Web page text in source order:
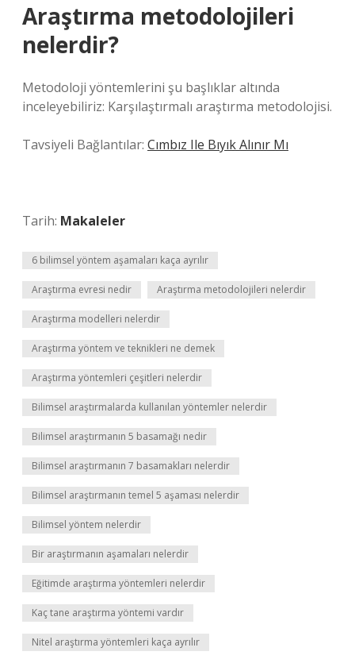
Araştırma metodolojileri
nelerdir?
Metodoloji yöntemlerini şu başlıklar altında
inceleyebiliriz: Karşılaştırmalı araştırma metodolojisi.
Tavsiyeli Bağlantılar: Cımbız Ile Bıyık Alınır Mı
Tarih: Makaleler
6 bilimsel yöntem aşamaları kaça ayrılır
Araştırma evresi nedir Araştırma metodolojileri nelerdir
Araştırma modelleri nelerdir
Araştırma yöntem ve teknikleri ne demek
Araştırma yöntemleri çeşitleri nelerdir
Bilimsel araştırmalarda kullanılan yöntemler nelerdir
Bilimsel araştırmanın 5 basamağı nedir
Bilimsel araştırmanın 7 basamakları nelerdir
Bilimsel araştırmanın temel 5 aşaması nelerdir
Bilimsel yöntem nelerdir
Bir araştırmanın aşamaları nelerdir
Eğitimde araştırma yöntemleri nelerdir
Kaç tane araştırma yöntemi vardır
Nitel araştırma yöntemleri kaça ayrılır